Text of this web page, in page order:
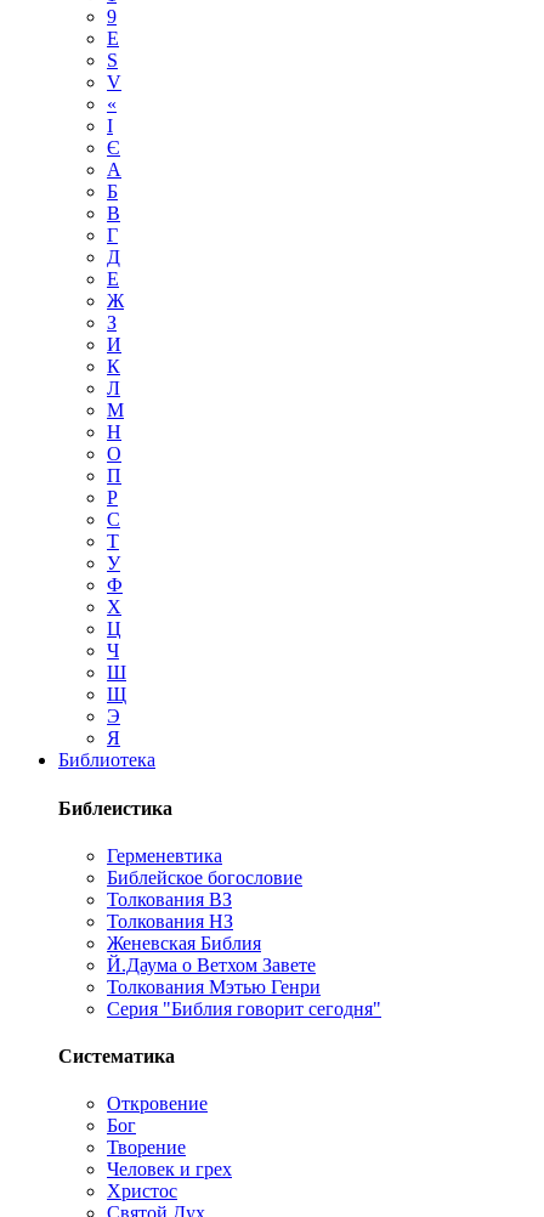
9
E
S
V
«
І
Є
А
Б
В
Г
Д
Е
Ж
З
И
К
Л
М
Н
О
П
Р
С
Т
У
Ф
Х
Ц
Ч
Ш
Щ
Э
Я
Библиотека
Библеистика
Герменевтика
Библейское богословие
Толкования ВЗ
Толкования НЗ
Женевская Библия
Й.Даума о Ветхом Завете
Толкования Мэтью Генри
Серия "Библия говорит сегодня"
Систематика
Откровение
Бог
Творение
Человек и грех
Христос